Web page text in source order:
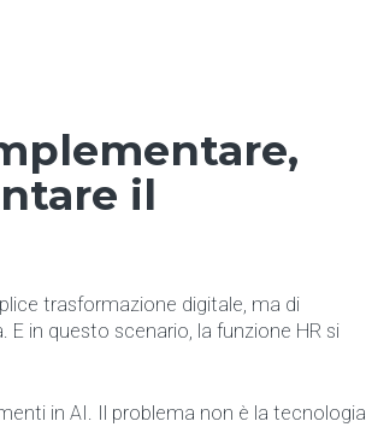
il
trasformazione digitale, ma di
E in questo scenario, la funzione HR si
in AI. Il problema non è la tecnologia